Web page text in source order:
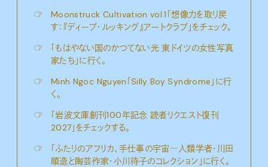
☞
Moonstruck Cultivation vol.1「想像力を取り戻
す：『ディープ・ルッキング』アートクラブ」をチェック。
☞
「もはやない国のかつてない光 東ドイツの女性写真
家たち」に行く。
☞
Minh Ngoc Nguyen「Silly Boy Syndrome」に行
く。
☞
「岩波文庫創刊100年記念 読者リクエスト復刊
2027」をチェックする。
☞
「ふたりのアフリカ、手仕事の宇宙―人類学者・川田
順造と陶芸作家・小川待子のコレクション」に行く。